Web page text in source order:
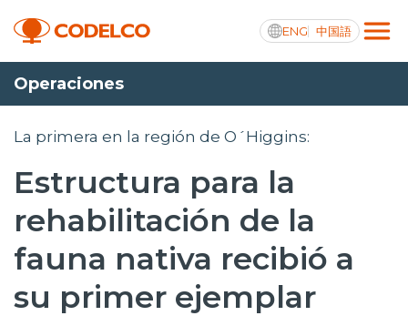
ENG 中国語
Transparencia activa
Sustentabilidad
Operaciones
La primera en la región de O´Higgins:
Estructura para la
rehabilitación de la
fauna nativa recibió a
su primer ejemplar